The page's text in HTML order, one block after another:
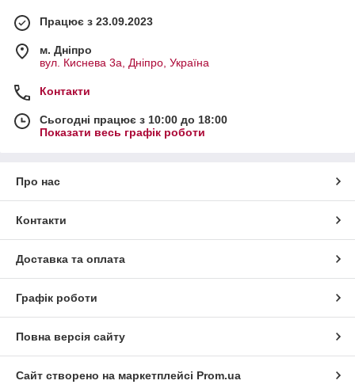
Працює з 23.09.2023
м. Дніпро
вул. Киснева 3а, Дніпро, Україна
Контакти
Сьогодні працює з 10:00 до 18:00
Показати весь графік роботи
Про нас
Контакти
Доставка та оплата
Графік роботи
Повна версія сайту
Сайт створено на маркетплейсі Prom.ua